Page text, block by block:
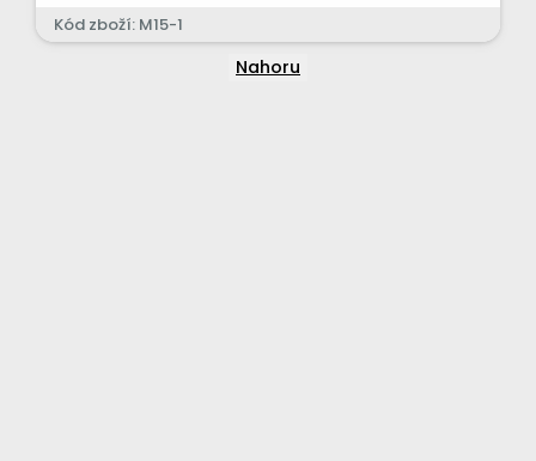
Kód zboží: M15-1
Nahoru